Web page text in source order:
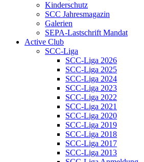
Kinderschutz
SCC Jahresmagazin
Galerien
SEPA-Lastschrift Mandat
Active Club
SCC-Liga
SCC-Liga 2026
SCC-Liga 2025
SCC-Liga 2024
SCC-Liga 2023
SCC-Liga 2022
SCC-Liga 2021
SCC-Liga 2020
SCC-Liga 2019
SCC-Liga 2018
SCC-Liga 2017
SCC-Liga 2013